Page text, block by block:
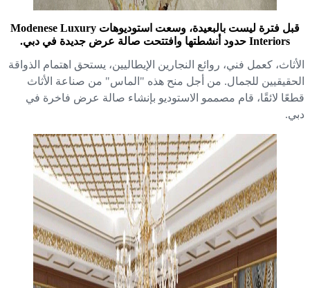
قبل فترة ليست بالبعيدة، وسعت استوديوهات Modenese Luxury
Interiors حدود أنشطتها وافتتحت صالة عرض جديدة في دبي.
كعمل فني، روائع النجارين الإيطاليين، يستحق اهتمام الذواقة
للجمال. من أجل منح هذه "الماس" من صناعة الأثاث
لائقًا، قام مصممو الاستوديو بإنشاء صالة عرض فاخرة في